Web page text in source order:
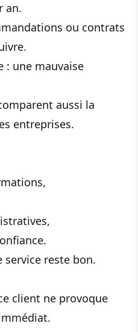
an.
ou contrats
: une mauvaise
aussi la
entreprises.
reste bon.
client ne provoque